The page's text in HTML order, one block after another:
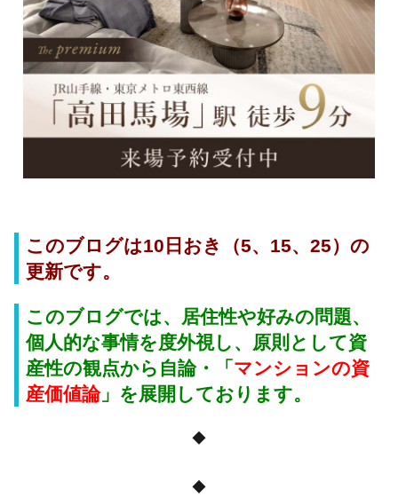
このブログは10日おき（5、15、25）の
更新です。
このブログでは、居住性や好みの問題、
個人的な事情を度外視し、原則として資
産性の観点から自論・「 マンションの資
産価値論」 を展開しております。
◆
◆